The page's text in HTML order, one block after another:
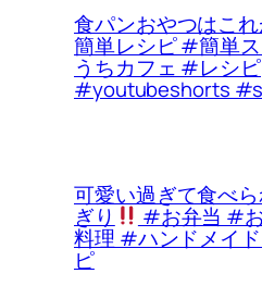
食パンおやつはこ
簡単レシピ #簡単
うちカフェ #レシピ
#youtubeshorts
可愛い過ぎて食べ
ぎり #お弁当 #
料理 #ハンドメイ
ピ